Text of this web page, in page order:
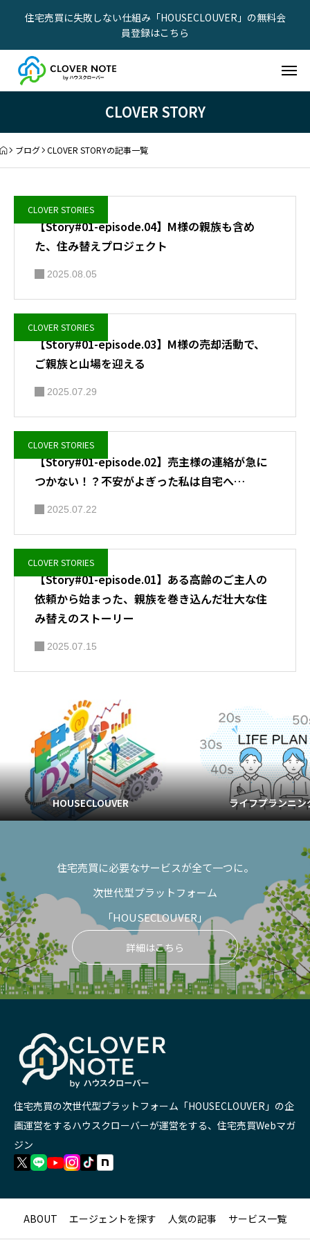
住宅売買に失敗しない仕組み「HOUSECLOUVER」の無料会
員登録はこちら
CLOVER STORY
ブログ CLOVER STORYの記事一覧
CLOVER STORIES
【Story#01-episode.04】M様の親族も含め
た、住み替えプロジェクト
2025.08.05
CLOVER STORIES
【Story#01-episode.03】M様の売却活動で、
ご親族と山場を迎える
2025.07.29
CLOVER STORIES
【Story#01-episode.02】売主様の連絡が急に
つかない！？不安がよぎった私は自宅へ…
2025.07.22
CLOVER STORIES
【Story#01-episode.01】ある高齢のご主人の
依頼から始まった、親族を巻き込んだ壮大な住
み替えのストーリー
2025.07.15
HOUSECLOUVER ライフプランニン
住宅売買に必要なサービスが全て一つに。
次世代型プラットフォーム
「HOUSECLOUVER」
詳細はこちら
住宅売買の次世代型プラットフォーム「HOUSECLOUVER」の企
画運営をするハウスクローバーが運営をする、住宅売買Webマガ
ジン
ABOUT エージェントを探す 人気の記事 サービス一覧